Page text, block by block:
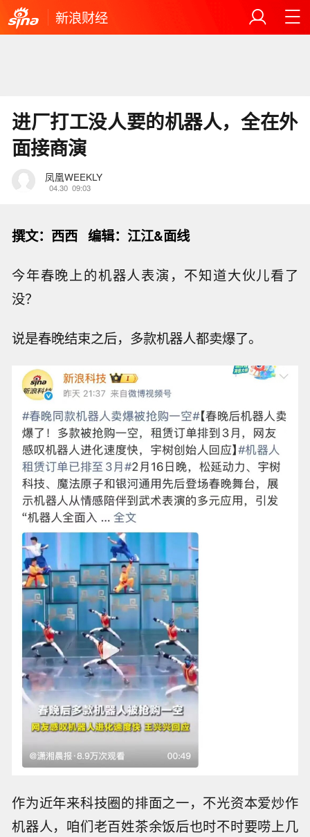
新浪财经
进厂打工没人要的机器人，全在外
面接商演
凤凰WEEKLY
04.30 09:03
撰文：西西 编辑：江江&面线
今年春晚上的机器人表演，不知道大伙儿看了
没？
说是春晚结束之后，多款机器人都卖爆了。
作为近年来科技圈的排面之一，不光资本爱炒作
机器人，咱们老百姓茶余饭后也时不时要唠上几